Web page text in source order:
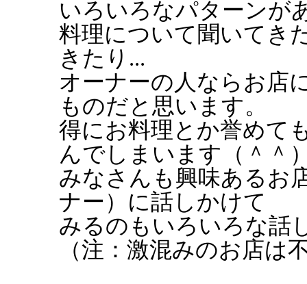
いろいろなパターンが
料理について聞いてき
きたり...
オーナーの人ならお店
ものだと思います。
得にお料理とか誉めて
んでしまいます（＾＾
みなさんも興味あるお
ナー）に話しかけて
みるのもいろいろな話
（注：激混みのお店は